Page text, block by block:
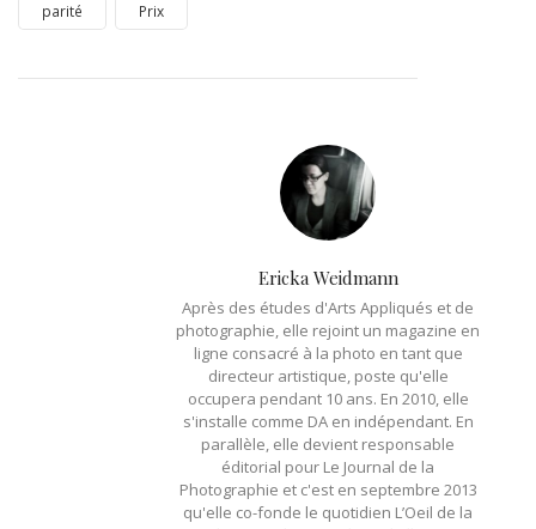
parité
Prix
Ericka Weidmann
Après des études d'Arts Appliqués et de
photographie, elle rejoint un magazine en
ligne consacré à la photo en tant que
directeur artistique, poste qu'elle
occupera pendant 10 ans. En 2010, elle
s'installe comme DA en indépendant. En
parallèle, elle devient responsable
éditorial pour Le Journal de la
Photographie et c'est en septembre 2013
qu'elle co-fonde le quotidien L’Oeil de la